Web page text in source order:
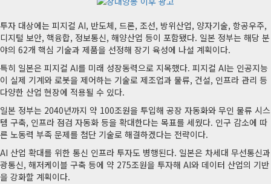
투자 대상에는 피지컬 AI, 반도체, 드론, 조선, 방위산업, 양자기술, 항공우주,
디지털 보안, 핵융합, 정보통신, 해양산업 등이 포함됐다. 일본 정부는 해당 분
야의 62개 핵심 기술과 제품을 선정해 장기 육성에 나설 계획이다.
특히 일본은 피지컬 AI를 미래 성장동력으로 지목했다. 피지컬 AI는 인공지능
이 실제 기계와 로봇을 제어하는 기술로 제조업과 물류, 건설, 인프라 관리 등
다양한 산업 현장에 적용될 수 있다.
일본 정부는 2040년까지 약 100조원을 투입해 공장 자동화와 무인 물류 시스
템 구축, 인프라 점검 자동화 등을 확대한다는 목표를 세웠다. 인구 감소에 따
른 노동력 부족 문제를 첨단 기술로 해결하겠다는 전략이다.
AI 산업 확대를 위한 통신 인프라 투자도 병행된다. 일본은 차세대 무선통신과
광통신, 해저케이블 구축 등에 약 275조원을 투자해 AI와 데이터 산업의 기반
을 강화할 계획이다.